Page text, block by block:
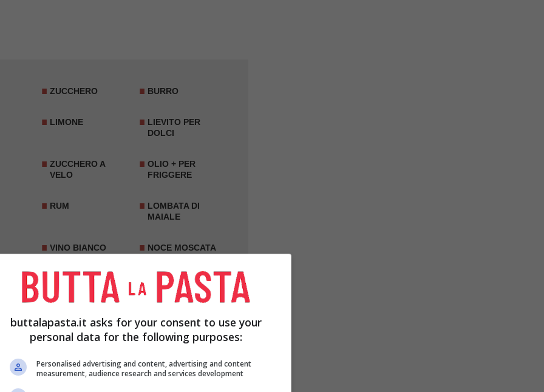
ZUCCHERO BURRO
LIMONE
LIEVITO PER
DOLCI
ZUCCHERO A
VELO
OLIO + PER
FRIGGERE
RUM
LOMBATA DI
MAIALE
VINO BIANCO NOCE MOSCATA
ACETO RISO CARNAROLI
GORGONZOLA
PARMIGIANO
REGGIANO
CHIODI DI
buttalapasta.it asks for your consent to use your
personal data for the following purposes:
Personalised advertising and content, advertising and content
measurement, audience research and services development